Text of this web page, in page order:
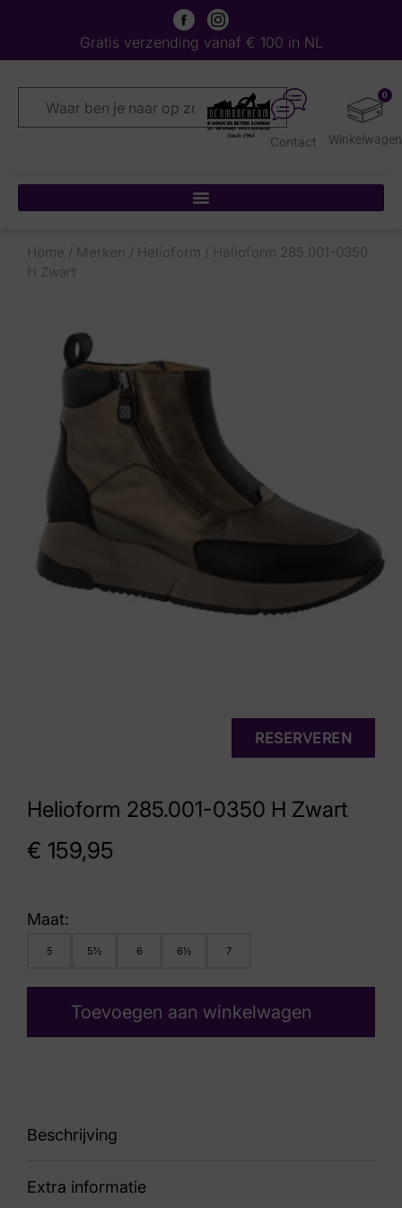
Gratis verzending vanaf € 100 in NL
0
Contact
Home / Merken / Helioform / Helioform 285.001-0350
H Zwart
Helioform 285.001-0350 H Zwart
€ 159,95
RESERVEREN
Maat:
5 5½ 6 6½ 7
Toevoegen aan winkelwagen
Beschrijving
90 285.001-0350 H
Extra informatie